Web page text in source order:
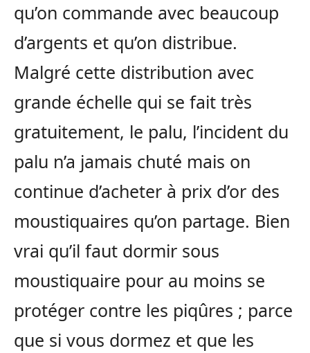
qu’on commande avec beaucoup
d’argents et qu’on distribue.
Malgré cette distribution avec
grande échelle qui se fait très
gratuitement, le palu, l’incident du
palu n’a jamais chuté mais on
continue d’acheter à prix d’or des
moustiquaires qu’on partage. Bien
vrai qu’il faut dormir sous
moustiquaire pour au moins se
protéger contre les piqûres ; parce
que si vous dormez et que les